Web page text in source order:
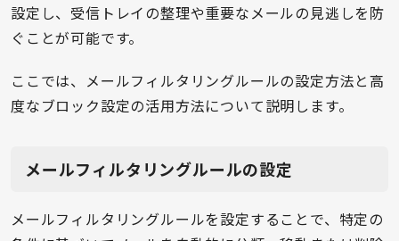
設定し、受信トレイの整理や重要なメールの見逃しを防
ぐことが可能です。
ここでは、メールフィルタリングルールの設定方法と高
度なブロック設定の活用方法について説明します。
メールフィルタリングルールの設定
メールフィルタリングルールを設定することで、特定の